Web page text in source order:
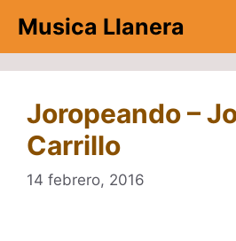
contenido
Musica Llanera
Joropeando –
Carrillo
14 febrero, 2016